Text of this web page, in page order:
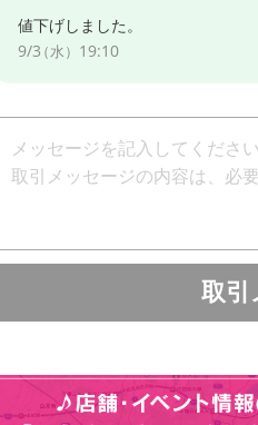
値下げしました。
9/3（水） 19:10
取引